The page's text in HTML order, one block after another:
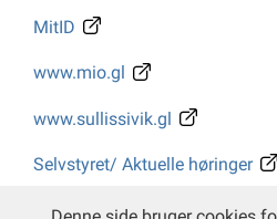
MitID
www.mio.gl
www.sullissivik.gl
Selvstyret/ Aktuelle høringer
Whistleblower